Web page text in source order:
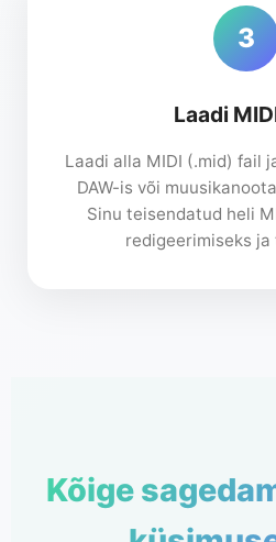
3
Laadi
Laadi alla MIDI (.mid) fail
DAW-is või
Sinu teisendatud heli
redigeerimiseks
Kõige